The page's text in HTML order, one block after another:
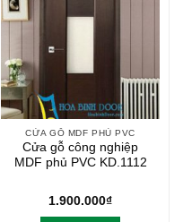
CỬA GỖ MDF PHỦ PVC
Cửa gỗ công nghiệp
MDF phủ PVC KD.1112
1.900.000₫